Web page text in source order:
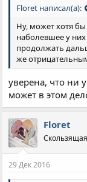
Floret написал(а):
Ну, может хотя бы
наболевшее у них
продолжать
же
уверена, что ни
может в этом
Floret
29 Дек 2016